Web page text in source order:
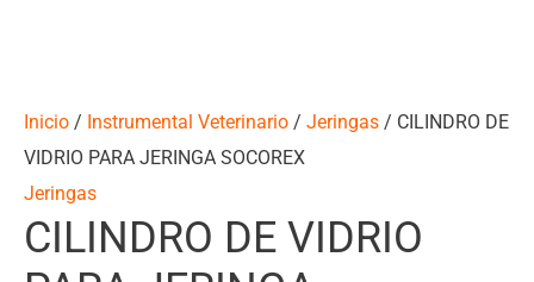
Inicio / Instrumental Veterinario / Jeringas / CILINDRO DE
VIDRIO PARA JERINGA SOCOREX
Jeringas
CILINDRO DE VIDRIO